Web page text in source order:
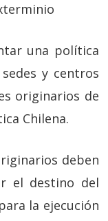
política
y centros
originarios de
Chilena.
deben
el destino del
la ejecución